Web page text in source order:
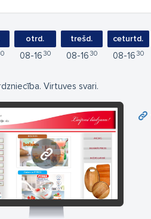
otrd.
08 16 30
trešd.
08 16 30
ceturtd.
08 16 30
Virtuves svari.
www.ltcbaltija.lv